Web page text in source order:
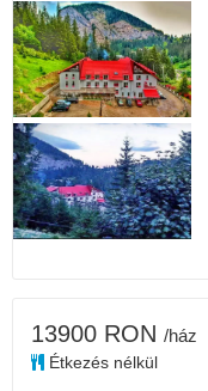
13900 RON /ház
Étkezés nélkül